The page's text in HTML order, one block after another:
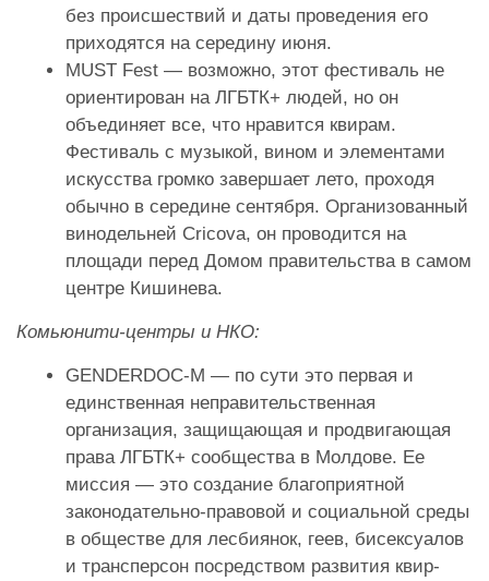
без происшествий и даты проведения его
приходятся на середину июня.
MUST Fest — возможно, этот фестиваль не
ориентирован на ЛГБТК+ людей, но он
объединяет все, что нравится квирам.
Фестиваль с музыкой, вином и элементами
искусства громко завершает лето, проходя
обычно в середине сентября. Организованный
винодельней Cricova, он проводится на
площади перед Домом правительства в самом
центре Кишинева.
Комьюнити-центры и НКО:
GENDERDOC-M — по сути это первая и
единственная неправительственная
организация, защищающая и продвигающая
права ЛГБТК+ сообщества в Молдове. Ее
миссия — это создание благоприятной
законодательно-правовой и социальной среды
в обществе для лесбиянок, геев, бисексуалов
и трансперсон посредством развития квир-